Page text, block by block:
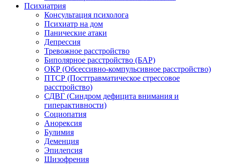
Психиатрия
Консультация психолога
Психиатр на дом
Панические атаки
Депрессия
Тревожное расстройство
Биполярное расстройство (БАР)
ОКР (Обсессивно-компульсивное расстройство)
ПТСР (Посттравматическое стрессовое
расстройство)
СДВГ (Синдром дефицита внимания и
гиперактивности)
Социопатия
Анорексия
Булимия
Деменция
Эпилепсия
Шизофрения